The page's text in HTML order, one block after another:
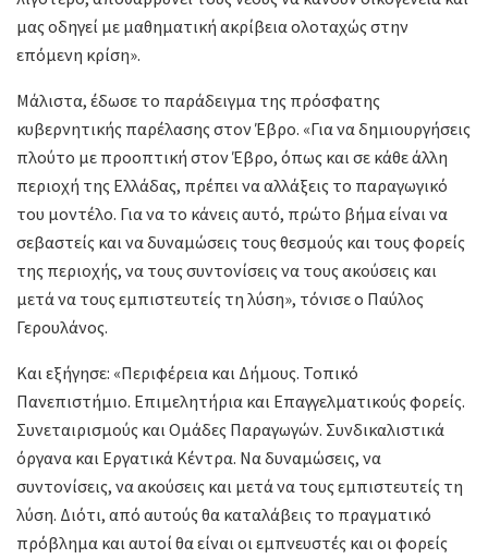
μας οδηγεί με μαθηματική ακρίβεια ολοταχώς στην
επόμενη κρίση».
Μάλιστα, έδωσε το παράδειγμα της πρόσφατης
κυβερνητικής παρέλασης στον Έβρο. «Για να δημιουργήσεις
πλούτο με προοπτική στον Έβρο, όπως και σε κάθε άλλη
περιοχή της Ελλάδας, πρέπει να αλλάξεις το παραγωγικό
του μοντέλο. Για να το κάνεις αυτό, πρώτο βήμα είναι να
σεβαστείς και να δυναμώσεις τους θεσμούς και τους φορείς
της περιοχής, να τους συντονίσεις να τους ακούσεις και
μετά να τους εμπιστευτείς τη λύση», τόνισε ο Παύλος
Γερουλάνος.
Και εξήγησε: «Περιφέρεια και Δήμους. Τοπικό
Πανεπιστήμιο. Επιμελητήρια και Επαγγελματικούς φορείς.
Συνεταιρισμούς και Ομάδες Παραγωγών. Συνδικαλιστικά
όργανα και Εργατικά Κέντρα. Να δυναμώσεις, να
συντονίσεις, να ακούσεις και μετά να τους εμπιστευτείς τη
λύση. Διότι, από αυτούς θα καταλάβεις το πραγματικό
πρόβλημα και αυτοί θα είναι οι εμπνευστές και οι φορείς